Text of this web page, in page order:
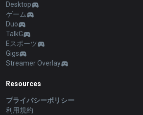
Desktop
ゲーム
Duo
TalkG
Eスポーツ
Gigs
Streamer Overlay
Resources
プライバシーポリシー
利用規約